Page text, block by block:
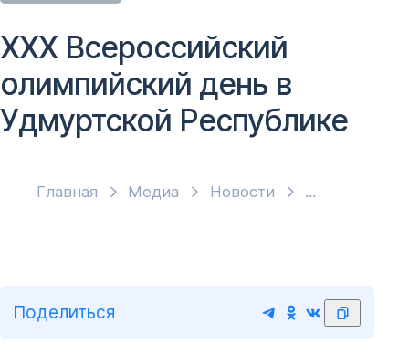
Главная Медиа Новости
XXX Всероссийский
олимпийский день в
Удмуртской Республике
Поделиться